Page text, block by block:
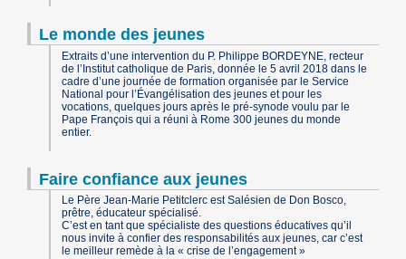
Le monde des jeunes
Extraits d’une intervention du P. Philippe BORDEYNE, recteur
de l’Institut catholique de Paris, donnée le 5 avril 2018 dans le
cadre d’une journée de formation organisée par le Service
National pour l’Évangélisation des jeunes et pour les
vocations, quelques jours après le pré-synode voulu par le
Pape François qui a réuni à Rome 300 jeunes du monde
entier.
Faire confiance aux jeunes
Le Père Jean-Marie Petitclerc est Salésien de Don Bosco,
prêtre, éducateur spécialisé.
C’est en tant que spécialiste des questions éducatives qu’il
nous invite à confier des responsabilités aux jeunes, car c’est
le meilleur remède à la « crise de l’engagement »